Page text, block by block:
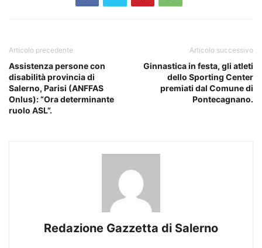
Articolo precedente
Assistenza persone con
disabilità provincia di
Salerno, Parisi (ANFFAS
Onlus): “Ora determinante
ruolo ASL”.
Articolo successivo
Ginnastica in festa, gli atleti
dello Sporting Center
premiati dal Comune di
Pontecagnano.
Redazione Gazzetta di Salerno